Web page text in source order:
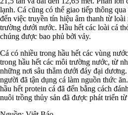
lạnh. Cá cũng có thể giao tiếp thông
đến việc truyền tín hiệu âm thanh từ
trường dưới nước. Hầu hết các loài cá
chúng được bao phủ bởi vảy.
Cá có nhiều trong hầu hết các vùng
trong hầu hết các môi trường nước, từ
những nơi sâu thẳm dưới đáy đại
người đã tận dụng cá làm nguồn thức
hầu hết protein cá đã đến bằng cách
nuôi trồng thủy sản đã được phát triển